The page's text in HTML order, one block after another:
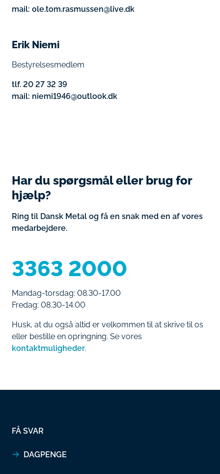
mail: ole.tom.rasmussen@live.dk
Erik Niemi
Bestyrelsesmedlem
tlf. 20 27 32 39
mail: niemi1946@outlook.dk
Har du spørgsmål eller brug for
hjælp?
Ring til Dansk Metal og få en snak med en af vores
medarbejdere.
3363 2000
Mandag-torsdag: 08.30-17.00
Fredag: 08.30-14.00
Husk, at du også altid er velkommen til at skrive til os
eller bestille en opringning. Se vores
kontaktmuligheder.
FÅ SVAR
DAGPENGE